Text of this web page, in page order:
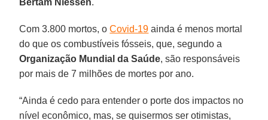
Com 3.800 mortos, oCovid-19 ainda é menos mortal
do que os combustíveis fósseis, que, segundo a
Organização Mundial da Saúde, são responsáveis
por mais de 7 milhões de mortes por ano.
“Ainda é cedo para entender o porte dos impactos no
nível econômico, mas, se quisermos ser otimistas,